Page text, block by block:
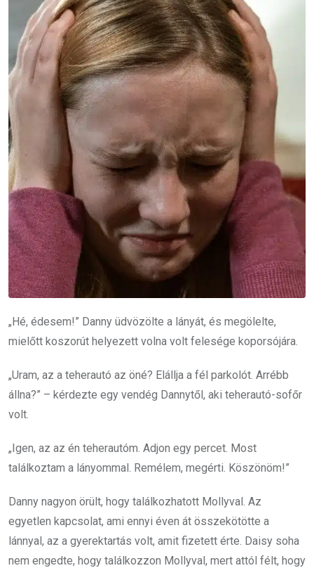
„Hé, édesem!” Danny üdvözölte a lányát, és megölelte,
mielőtt koszorút helyezett volna volt felesége koporsójára.
„Uram, az a teherautó az öné? Elállja a fél parkolót. Arrébb
állna?” – kérdezte egy vendég Dannytől, aki teherautó-sofőr
volt.
„Igen, az az én teherautóm. Adjon egy percet. Most
találkoztam a lányommal. Remélem, megérti. Köszönöm!”
Danny nagyon örült, hogy találkozhatott Mollyval. Az
egyetlen kapcsolat, ami ennyi éven át összekötötte a
lánnyal, az a gyerektartás volt, amit fizetett érte. Daisy soha
nem engedte, hogy találkozzon Mollyval, mert attól félt, hogy